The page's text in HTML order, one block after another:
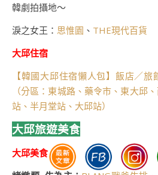
韓劇拍攝地～
淚之女王： 思惟園 、 THE現代百貨
大邱住宿
【韓國大邱住宿懶人包】飯店／
（分區：東城路、藥令市、東大邱
站、半月堂站、大邱站）
大邱旅遊美食
大邱美食